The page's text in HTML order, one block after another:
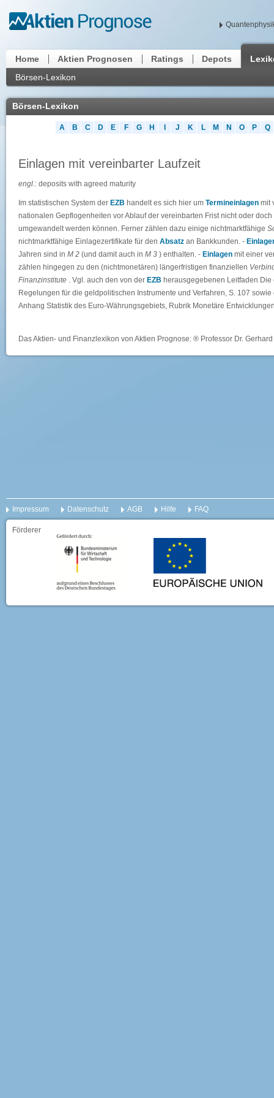
Home Aktien Prognosen Ratings Depots
Börsen-Lexikon
Börsen-Lexikon
A B C D E F G H J K L M N O P Q
Einlagen mit vereinbarter Laufzeit
engl.: deposits with agreed maturity
Im statistischen System der EZB handelt es sich hier um Termineinlagen mit
nationalen Gepflogenheiten vor Ablauf der vereinbarten Frist nicht oder
umgewandelt werden können. Ferner zählen dazu einige nichtmarktfähige
nichtmarktfähige Einlagezertifikate für den Absatz an Bankkunden. -
Jahren sind in M 2 (und damit auch in M 3 ) enthalten. - Einlagen mit einer
zählen hingegen zu den (nichtmonetären) längerfristigen finanziellen
Finanzinstitute . Vgl. auch den von der EZB herausgegebenen Leitfaden
Regelungen für die geldpolitischen Instrumente und Verfahren, S. 107
Anhang Statistik des Euro-Währungsgebiets, Rubrik Monetäre
Das Aktien- und Finanzlexikon von Aktien Prognose: ® Professor Dr.
Impressum Datenschutz AGB Hilfe FAQ
Förderer